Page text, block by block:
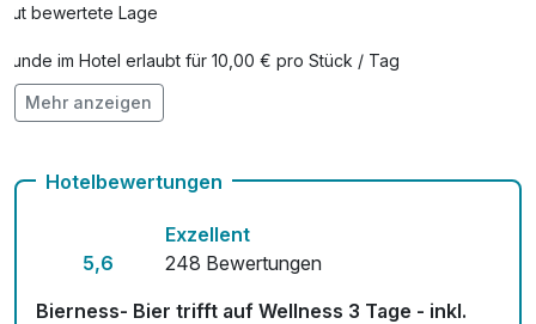
Gut bewertete Lage
Hunde im Hotel erlaubt für 10,00 € pro Stück / Tag
Auch vegetarische Speisen
Zimmerservice verfügbar
Mit Hotelbar
Mehr anzeigen
Hotelbewertungen
5,6
Exzellent
248 Bewertungen
Bierness- Bier trifft auf Wellness 3 Tage - inkl.